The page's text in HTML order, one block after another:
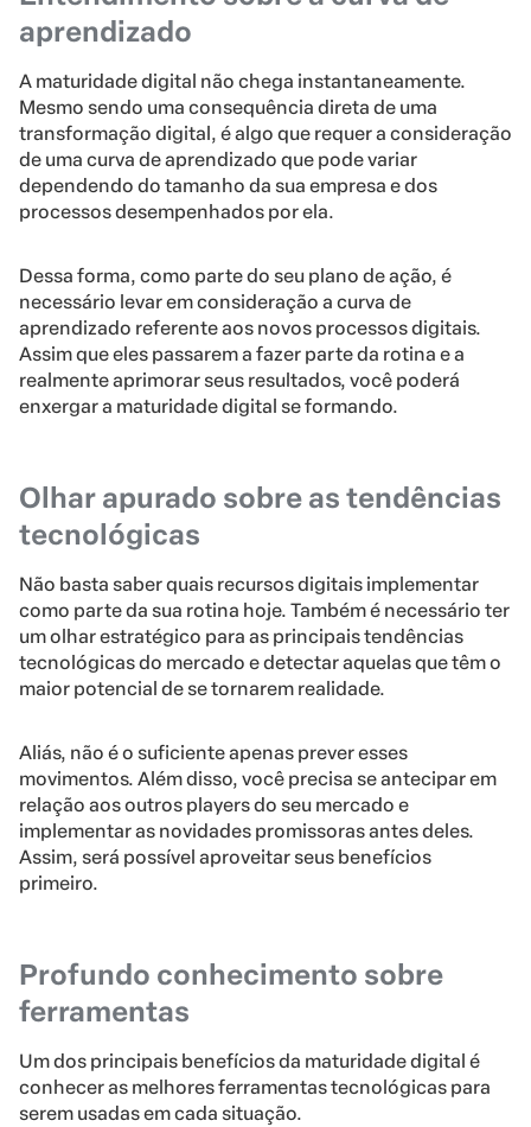
aprendizado
A maturidade digital não chega instantaneamente.
Mesmo sendo uma consequência direta de uma
transformação digital, é algo que requer a consideração
de uma curva de aprendizado que pode variar
dependendo do tamanho da sua empresa e dos
processos desempenhados por ela.
Dessa forma, como parte do seu plano de ação, é
necessário levar em consideração a curva de
aprendizado referente aos novos processos digitais.
Assim que eles passarem a fazer parte da rotina e a
realmente aprimorar seus resultados, você poderá
enxergar a maturidade digital se formando.
Olhar apurado sobre as tendências
tecnológicas
Não basta saber quais recursos digitais implementar
como parte da sua rotina hoje. Também é necessário ter
um olhar estratégico para as principais tendências
tecnológicas do mercado e detectar aquelas que têm o
maior potencial de se tornarem realidade.
Aliás, não é o suficiente apenas prever esses
movimentos. Além disso, você precisa se antecipar em
relação aos outros players do seu mercado e
implementar as novidades promissoras antes deles.
Assim, será possível aproveitar seus benefícios
primeiro.
Profundo conhecimento sobre
ferramentas
Um dos principais benefícios da maturidade digital é
conhecer as melhores ferramentas tecnológicas para
serem usadas em cada situação.